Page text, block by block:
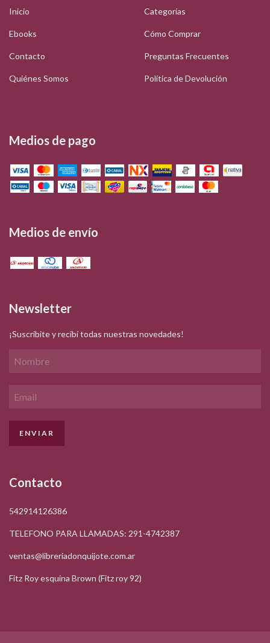
Inicio Categorías
Ebooks Cómo Comprar
Contacto Preguntas Frecuentes
Quiénes Somos Política de Devolución
Medios de pago
Medios de envío
Newsletter
¡Suscribite y recibí todas nuestras novedades!
Contacto
542914126386
TELEFONO PARA LLAMADAS: 291-4742387
ventas@libreriadonquijote.com.ar
Fitz Roy esquina Brown (Fitz roy 92)